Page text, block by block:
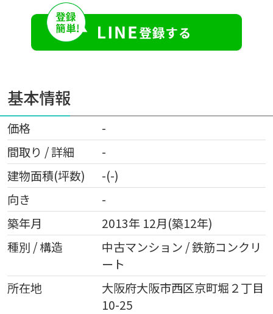
基本情報
価格
-
間取り / 詳細
-
建物面積(坪数)
-(-)
向き
-
築年月
2013年 12月(築12年)
種別 / 構造
中古マンション / 鉄筋コンクリ
ート
所在地
大阪府大阪市西区京町堀 ２丁目
10-25